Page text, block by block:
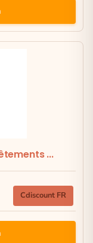
...
Cdiscount FR